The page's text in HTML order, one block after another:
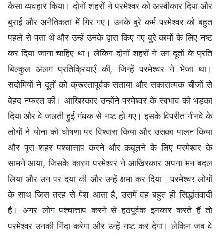
कैसा व्यवहार किया। दोनों शहरों ने परमेश्वर को अस्वीकार दिया और
बुराई और अनैतिकता में गिर गए। उनके बुरे कर्म परमेश्वर को बहुत
पहले से पता थे और उन्हें उनके द्वारा किए गए बुरे कामों के लिए नष्ट
कर दिया जाना चाहिए था। लेकिन दोनों शहरों ने उन दूतों के प्रति
बिल्कुल अलग प्रतिक्रियाएँ कीं, जिन्हें परमेश्वर ने भेजा था।
सदोमियों ने दूतों को क्रूरतापूर्वक सताया और सकारात्मक चीजों से
बेहद नफरत की। आखिरकार उन्होंने परमेश्वर के स्वभाव को भड़का
दिया और वे जलती हुई गंधक से नष्ट हो गए। इसके विपरीत नीनवे के
लोगों ने योना की घोषणा पर विश्वास किया और उसका पालन किया
और पूरा शहर पश्चात्ताप करने और कबूलने के लिए परमेश्वर के
सामने आया, जिसके कारण परमेश्वर ने आखिरकार अपना मन बदल
लिया और उन पर दया की और उन्हें क्षमा कर दिया। परमेश्वर लोगों
के साथ जिस तरह से पेश आता है, उसमें वह बहुत ही सिद्धांतवादी
है। अगर लोग पश्चात्ताप करने से हठपूर्वक इनकार करते हैं तो
परमेश्वर उनकी निंदा करेगा और उन्हें नष्ट कर देगा। लेकिन जब वे